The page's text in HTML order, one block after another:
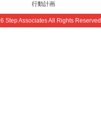
行動計画
Step Associates All Rights Reserved.